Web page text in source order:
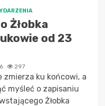
Żłobka
od 23
297
ku końcowi, a
myśleć o zapisaniu
Żłobka